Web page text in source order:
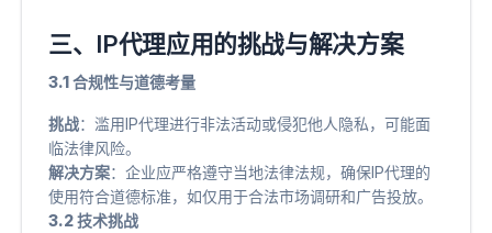
三、IP代理应用的挑战与解决方案
3.1 合规性与道德考量
挑战​：滥用IP代理进行非法活动或侵犯他人隐私，可能面
临法律风险。
解决方案​：企业应严格遵守当地法律法规，确保IP代理的
使用符合道德标准，如仅用于合法市场调研和广告投放。
3.2 技术挑战